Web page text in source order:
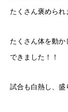
たくさん褒められ
たくさん体を動
できました！！
試合も白熱し、盛